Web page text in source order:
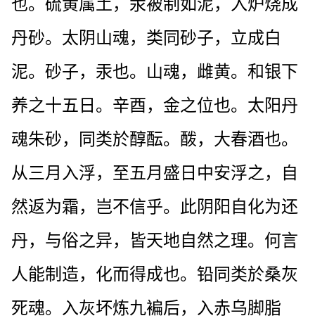
也。硫黄属土，汞被制如泥，入炉烧成
丹砂。太阴山魂，类同砂子，立成白
泥。砂子，汞也。山魂，雌黄。和银下
养之十五日。辛酉，金之位也。太阳丹
魂朱砂，同类於醇酝。酦，大春酒也。
从三月入浮，至五月盛日中安浮之，自
然返为霜，岂不信乎。此阴阳自化为还
丹，与俗之异，皆天地自然之理。何言
人能制造，化而得成也。铅同类於桑灰
死魂。入灰坏炼九褊后，入赤乌脚脂